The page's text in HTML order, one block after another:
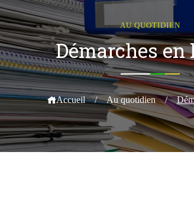
AU QUOTIDIEN
Démarches en
Accueil / Au quotidien /